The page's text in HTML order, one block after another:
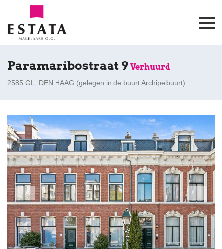
Paramaribostraat 9 Verhuurd
2585 GL, DEN HAAG (gelegen in de buurt Archipelbuurt)